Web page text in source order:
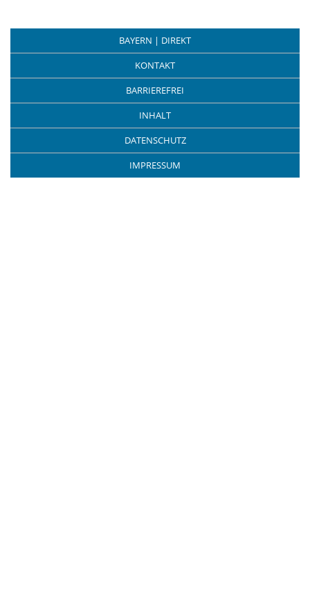
BAYERN | DIREKT
KONTAKT
BARRIEREFREI
INHALT
DATENSCHUTZ
IMPRESSUM